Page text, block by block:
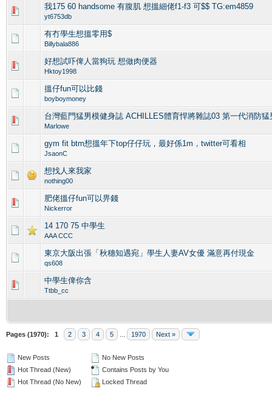
我175 60 handsome 有腹肌 想搵細佬f1-f3 可$$ TG:em4859
yt6753db
0 Vote(s) - 0 out of 5 in Average
12345
有冇學生想搵零用$
Billybala886
0 Vote(s) - 0 out of 5 in Average
好想試吓俾人當狗玩 想做肉便器
Hktoy1998
0 Vote(s) - 0 out of 5 in Average
12345
搵仔fun可以比錢
boyboymoney
0 Vote(s) - 0 out of 5 in Average
台灣藍門猛男模健身誌 ACHILLES體育悍將雜誌03 第一代消防
Marlowe
1 Vote(s) - 3 out of 5 in Average
12 345
gym fit btm想搵年下top仔仔玩，最好係1m，twitter可看相
JsaonC
0 Vote(s) - 0 out of 5 in Average
1 2345
想找人來我家
nothing00
0 Vote(s) - 0 out of 5 in Average
肥佬搵仔fun可以畀錢
Nickerror
0 Vote(s) - 0 out of 5 in Average
14 170 75 中學生
AAA CCC
0 Vote(s) - 0 out of 5 in Average
東京大阪出張「秋穗知遇宛」學生人妻AV女優 滿意再付現金
qs608
0 Vote(s) - 0 out of 5 in Average
123 45
中學生俾你含
Ttbb_cc
0 Vote(s) - 0 out of 5 in Average
Pages (1970): 1 2 3 4 5 1970 Next »
New Posts
Hot Thread (New)
Hot Thread (No New)
No New Posts
Contains Posts by You
Locked Thread